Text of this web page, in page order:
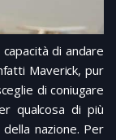
di andare
Maverick, pur
di coniugare
qualcosa di più
nazione. Per